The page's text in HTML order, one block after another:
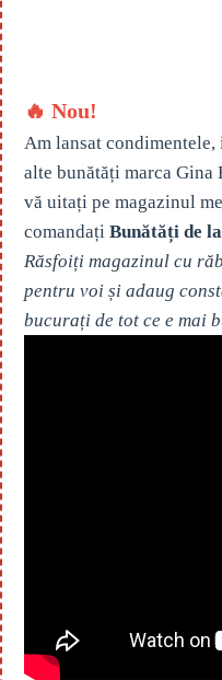
🔥 Nou!
Am lansat
alte bunătăți marca Gina
vă uitați pe magazinul
comandați Bunătăți de
Răsfoiți magazinul cu
pentru voi și adaug
bucurați de tot ce e mai